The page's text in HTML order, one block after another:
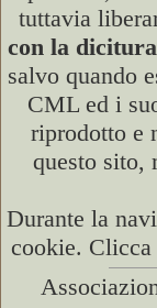
tuttavia
con la
salvo quando
CML ed i
riprodotto e
questo sito,
Durante la
cookie. Clicca